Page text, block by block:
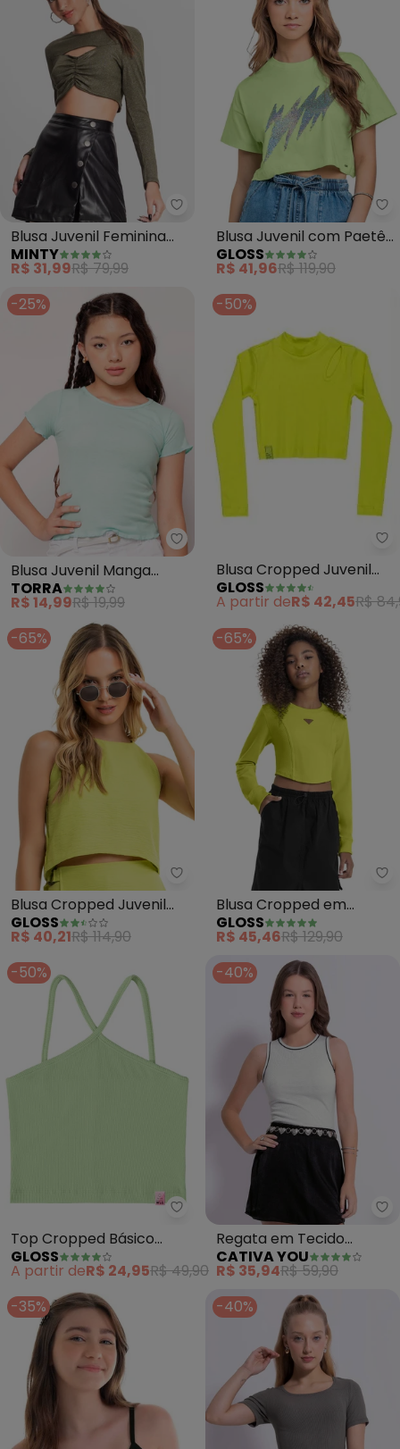
Minty - Blusa Juvenil Feminina
Blusa Juvenil Feminina
em Ribana Canelada
(Verde)
MINTY
R$ 31,99R$ 79,99
Blusa Juvenil com Paetê
(Verde)
GLOSS
R$ 41,96R$ 119,90
-25%
Torra - Blusa Juvenil Manga
Blusa Juvenil Manga
Curta Canelada Frufru
(Verde)
TORRA
R$ 14,99R$ 19,99
-50%
Blusa Cropped Juvenil
Menina (Verde)
GLOSS
A partir deR$ 42,45R$
-65%
Gloss - Blusa Cropped Juvenil
Blusa Cropped Juvenil
em Tecido (Verde)
GLOSS
R$ 40,21R$ 114,90
-65%
Blusa Cropped em
Molecotton Juvenil
(Verde)
GLOSS
R$ 45,46R$ 129,90
-50%
Gloss - Top Cropped Básico
Top Cropped Básico
Infantil (Verde)
GLOSS
A partir deR$ 24,95R$ 49,90
-40%
Regata em Tecido
Texturizado (Branco )
CATIVA YOU
R$ 35,94R$ 59,90
-35%
-40%